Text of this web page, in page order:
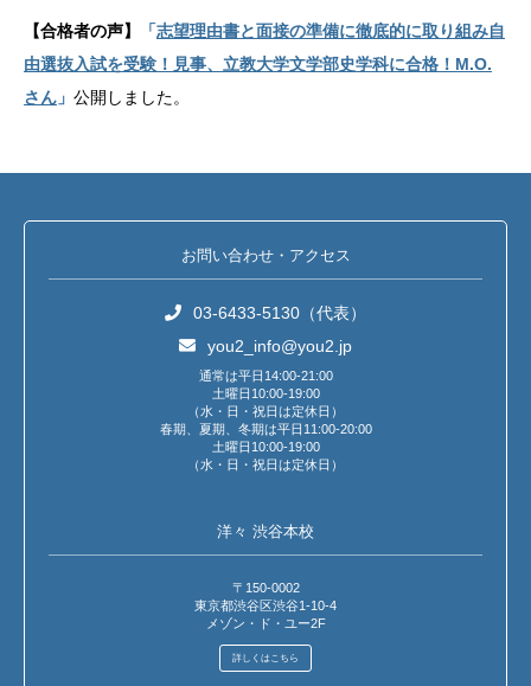
【合格者の声】 「志望理由書と面接の準備に徹底的に取り組み自
由選抜入試を受験！見事、立教大学文学部史学科に合格！M.O.
さん 」 公開しました。
お問い合わせ・アクセス
03-6433-5130（代表）
you2_info@you2.jp
通常は平日14:00-21:00
土曜日10:00-19:00
（水・日・祝日は定休日）
春期、夏期、冬期は平日11:00-20:00
土曜日10:00-19:00
（水・日・祝日は定休日）
洋々 渋谷本校
〒150-0002
東京都渋谷区渋谷1-10-4
メゾン・ド・ユー2F
詳しくはこちら